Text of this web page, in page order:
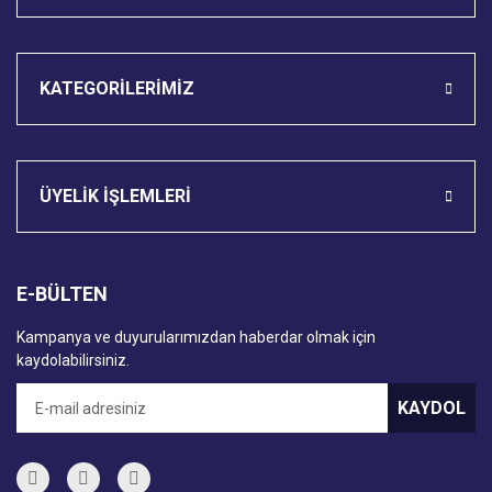
KATEGORİLERİMİZ
ÜYELİK İŞLEMLERİ
E-BÜLTEN
Kampanya ve duyurularımızdan haberdar olmak için
kaydolabilirsiniz.
KAYDOL